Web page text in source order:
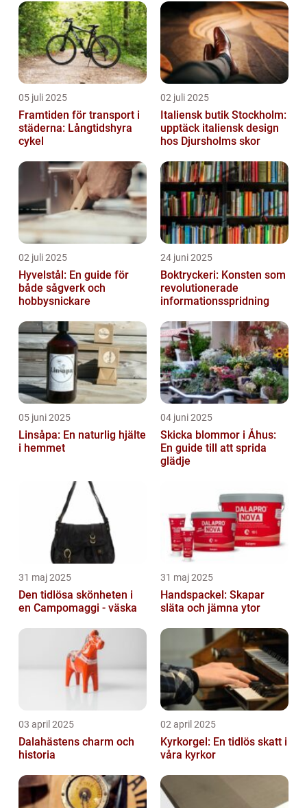
05 juli 2025
Framtiden för transport i
städerna: Långtidshyra
cykel
02 juli 2025
Italiensk butik Stockholm:
upptäck italiensk design
hos Djursholms skor
02 juli 2025
Hyvelstål: En guide för
både sågverk och
hobbysnickare
24 juni 2025
Boktryckeri: Konsten som
revolutionerade
informationsspridning
05 juni 2025
Linsåpa: En naturlig hjälte
i hemmet
04 juni 2025
Skicka blommor i Åhus:
En guide till att sprida
glädje
31 maj 2025
Den tidlösa skönheten i
en Campomaggi - väska
31 maj 2025
Handspackel: Skapar
släta och jämna ytor
03 april 2025
Dalahästens charm och
historia
02 april 2025
Kyrkorgel: En tidlös skatt i
våra kyrkor